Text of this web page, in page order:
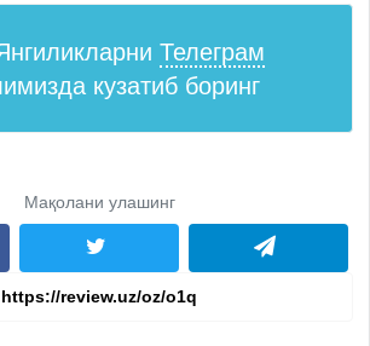
Телеграм
кузатиб боринг
Мақолани улашинг